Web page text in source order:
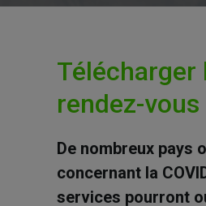
Télécharger
rendez-vous
De nombreux pays
concernant la
services pourront